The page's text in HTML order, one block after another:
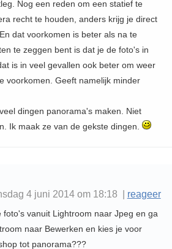
Nog een reden om een statief te
recht te houden, anders krijg je direct
dat voorkomen is beter als na te
te zeggen bent is dat je de foto's in
is in veel gevallen ook beter om weer
voorkomen. Geeft namelijk minder
dingen panorama's maken. Niet
Ik maak ze van de gekste dingen.
4 juni 2014 om 18:18 | reageer
foto's vanuit Lightroom naar Jpeg en ga
naar Bewerken en kies je voor
tot panorama???